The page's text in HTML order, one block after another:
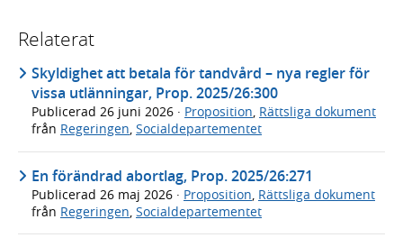
Relaterat
Skyldighet att betala för tandvård – nya regler för
vissa utlänningar, Prop. 2025/26:300
Publicerad 26 juni 2026 · Proposition, Rättsliga dokument
från Regeringen, Socialdepartementet
En förändrad abortlag, Prop. 2025/26:271
Publicerad 26 maj 2026 · Proposition, Rättsliga dokument
från Regeringen, Socialdepartementet